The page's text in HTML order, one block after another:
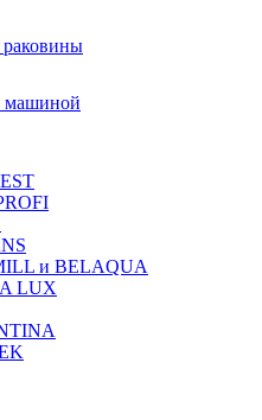
машиной
и BELAQUA
LUX